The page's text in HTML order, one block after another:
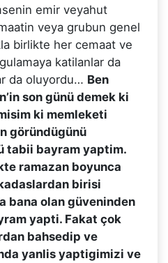
emir veyahut
veya grubun genel
birlikte her cemaat ve
katilanlar da
da oluyordu… Ben
son günü demek ki
ki memleketi
göründügünü
tabii bayram yaptim.
ramazan boyunca
birisi
bana olan güveninden
yapti. Fakat çok
bahsedip ve
yanlis yaptigimizi ve